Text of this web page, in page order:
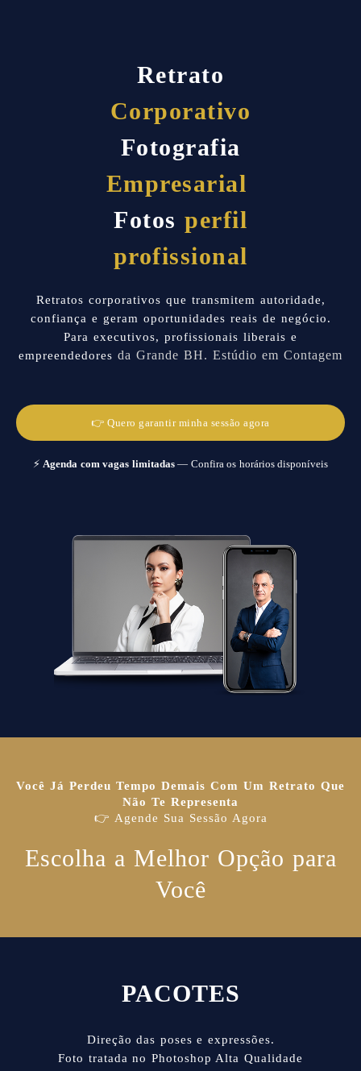
Retrato
Corporativo
Fotografia
Empresarial
Fotos perfil
profissional
Retratos corporativos que transmitem autoridade,
confiança e geram oportunidades reais de negócio.
Para executivos, profissionais liberais e
empreendedores da Grande BH. Estúdio em Contagem
👉 Quero garantir minha sessão agora
⚡Agenda com vagas limitadas— Confira os horários disponíveis
Você Já Perdeu Tempo Demais Com Um Retrato Que
Não Te Representa
👉 Agende Sua Sessão Agora
Escolha a Melhor Opção para
Você
PACOTES
Direção das poses e expressões.
Foto tratada no Photoshop Alta Qualidade